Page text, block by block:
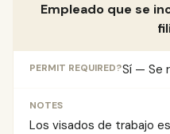
Empleado que se
Sí — Se
Los visados de trabajo